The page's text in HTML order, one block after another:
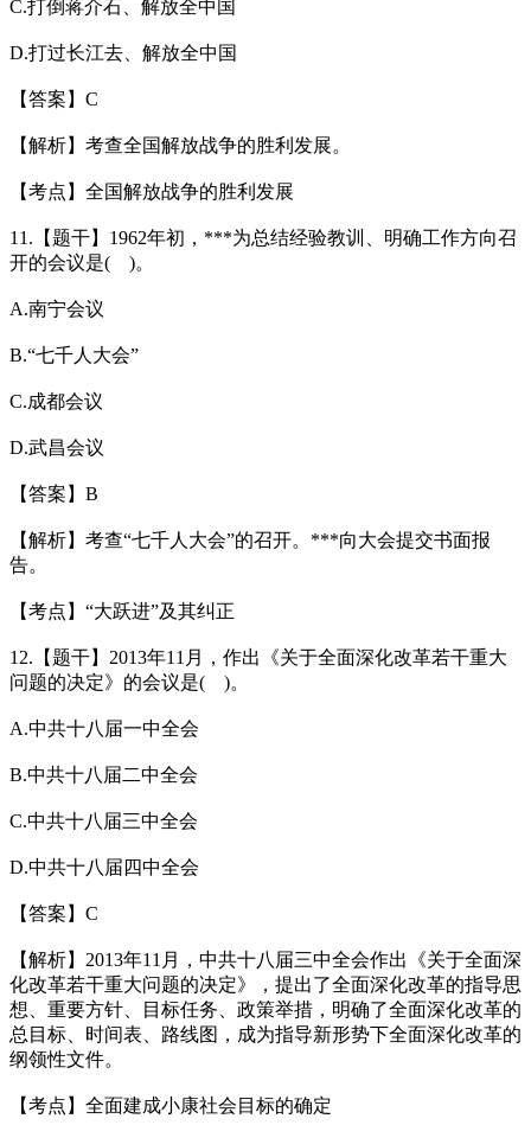
C.打倒蒋介石、解放全中国
D.打过长江去、解放全中国
【答案】C
【解析】考查全国解放战争的胜利发展。
【考点】全国解放战争的胜利发展
11.【题干】1962年初，***为总结经验教训、明确工作方向召
开的会议是( )。
A.南宁会议
B.“七千人大会”
C.成都会议
D.武昌会议
【答案】B
【解析】考查“七千人大会”的召开。***向大会提交书面报
告。
【考点】“大跃进”及其纠正
12.【题干】2013年11月，作出《关于全面深化改革若干重大
问题的决定》的会议是( )。
A.中共十八届一中全会
B.中共十八届二中全会
C.中共十八届三中全会
D.中共十八届四中全会
【答案】C
【解析】2013年11月，中共十八届三中全会作出《关于全面深
化改革若干重大问题的决定》，提出了全面深化改革的指导思
想、重要方针、目标任务、政策举措，明确了全面深化改革的
总目标、时间表、路线图，成为指导新形势下全面深化改革的
纲领性文件。
【考点】全面建成小康社会目标的确定